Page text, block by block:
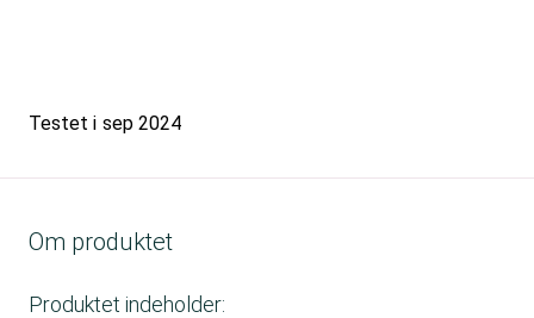
Testet i sep 2024
Om produktet
Produktet indeholder: